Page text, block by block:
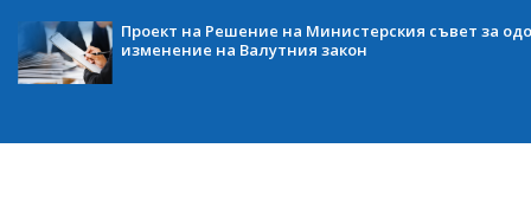
Проект на Решение на Министерския съвет за
изменение на Валутния закон